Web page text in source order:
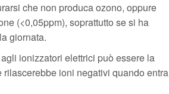
che non produca ozono, oppure
(<0,05ppm), soprattutto se si ha
giornata.
ionizzatori elettrici può essere la
ioni negativi quando entra